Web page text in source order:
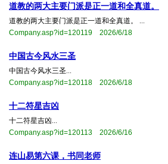
​道教的两大主要门派是正一道和全真道。
​道教的两大主要门派是正一道和全真道。 ...
Company.asp?id=120119 2026/6/18
​中国古今风水三圣
​中国古今风水三圣...
Company.asp?id=120118 2026/6/18
十二符星吉凶
十二符星吉凶...
Company.asp?id=120113 2026/6/16
连山易第六课，书同老师